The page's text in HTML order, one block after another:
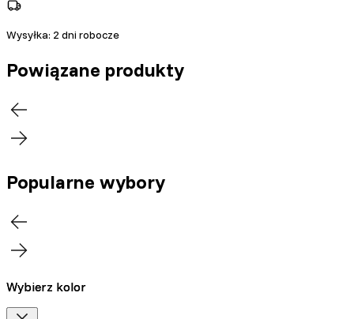
Wysyłka: 2 dni robocze
Powiązane produkty
Popularne wybory
Wybierz kolor
Wybierz kolor